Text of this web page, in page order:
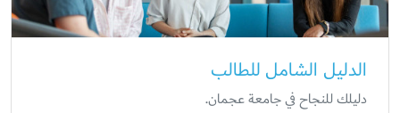
الدليل الشامل للطالب
دليلك للنجاح في جامعة عجمان.